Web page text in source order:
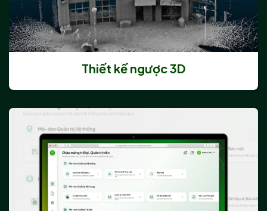
Thiết kế ngược 3D